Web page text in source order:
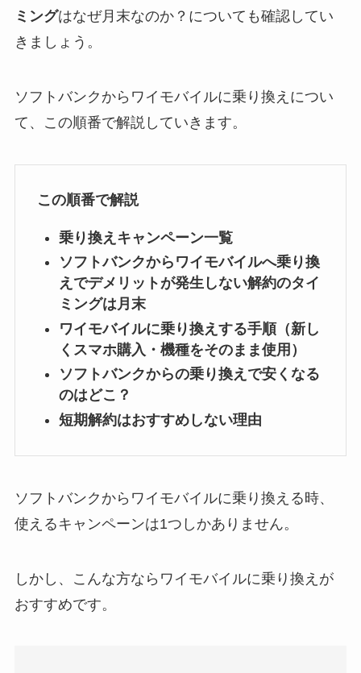
ミングはなぜ月末なのか？についても確認してい
きましょう。
ソフトバンクからワイモバイルに乗り換えについ
て、この順番で解説していきます。
この順番で解説
乗り換えキャンペーン一覧
ソフトバンクからワイモバイルへ乗り換
えでデメリットが発生しない解約のタイ
ミングは月末
ワイモバイルに乗り換えする手順（新し
くスマホ購入・機種をそのまま使用）
ソフトバンクからの乗り換えで安くなる
のはどこ？
短期解約はおすすめしない理由
ソフトバンクからワイモバイルに乗り換える時、
使えるキャンペーンは1つしかありません。
しかし、こんな方ならワイモバイルに乗り換えが
おすすめです。